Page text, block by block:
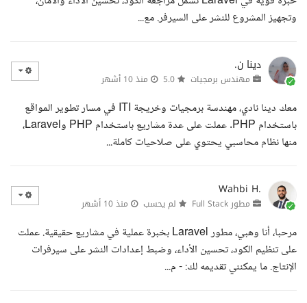
وتجهيز المشروع للنشر على السيرفر. مع...
دينا ن.
مهندس برمجيات منذ 10 أشهر
معك دينا نادي، مهندسة برمجيات وخريجة ITI في مسار تطوير المواقع
باستخدام PHP. عملت على عدة مشاريع باستخدام PHP وLaravel،
منها نظام محاسبي يحتوي على صلاحيات كاملة...
Wahbi H.
مطور Full Stack لم يحسب منذ 10 أشهر
مرحبا، أنا وهبي، مطور Laravel بخبرة عملية في مشاريع حقيقية. عملت
على تنظيم الكود، تحسين الأداء، وضبط إعدادات النشر على سيرفرات
الإنتاج. ما يمكنني تقديمه لك: - م...